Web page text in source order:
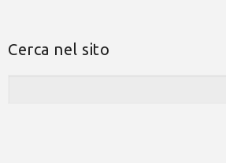
Cerca nel sito